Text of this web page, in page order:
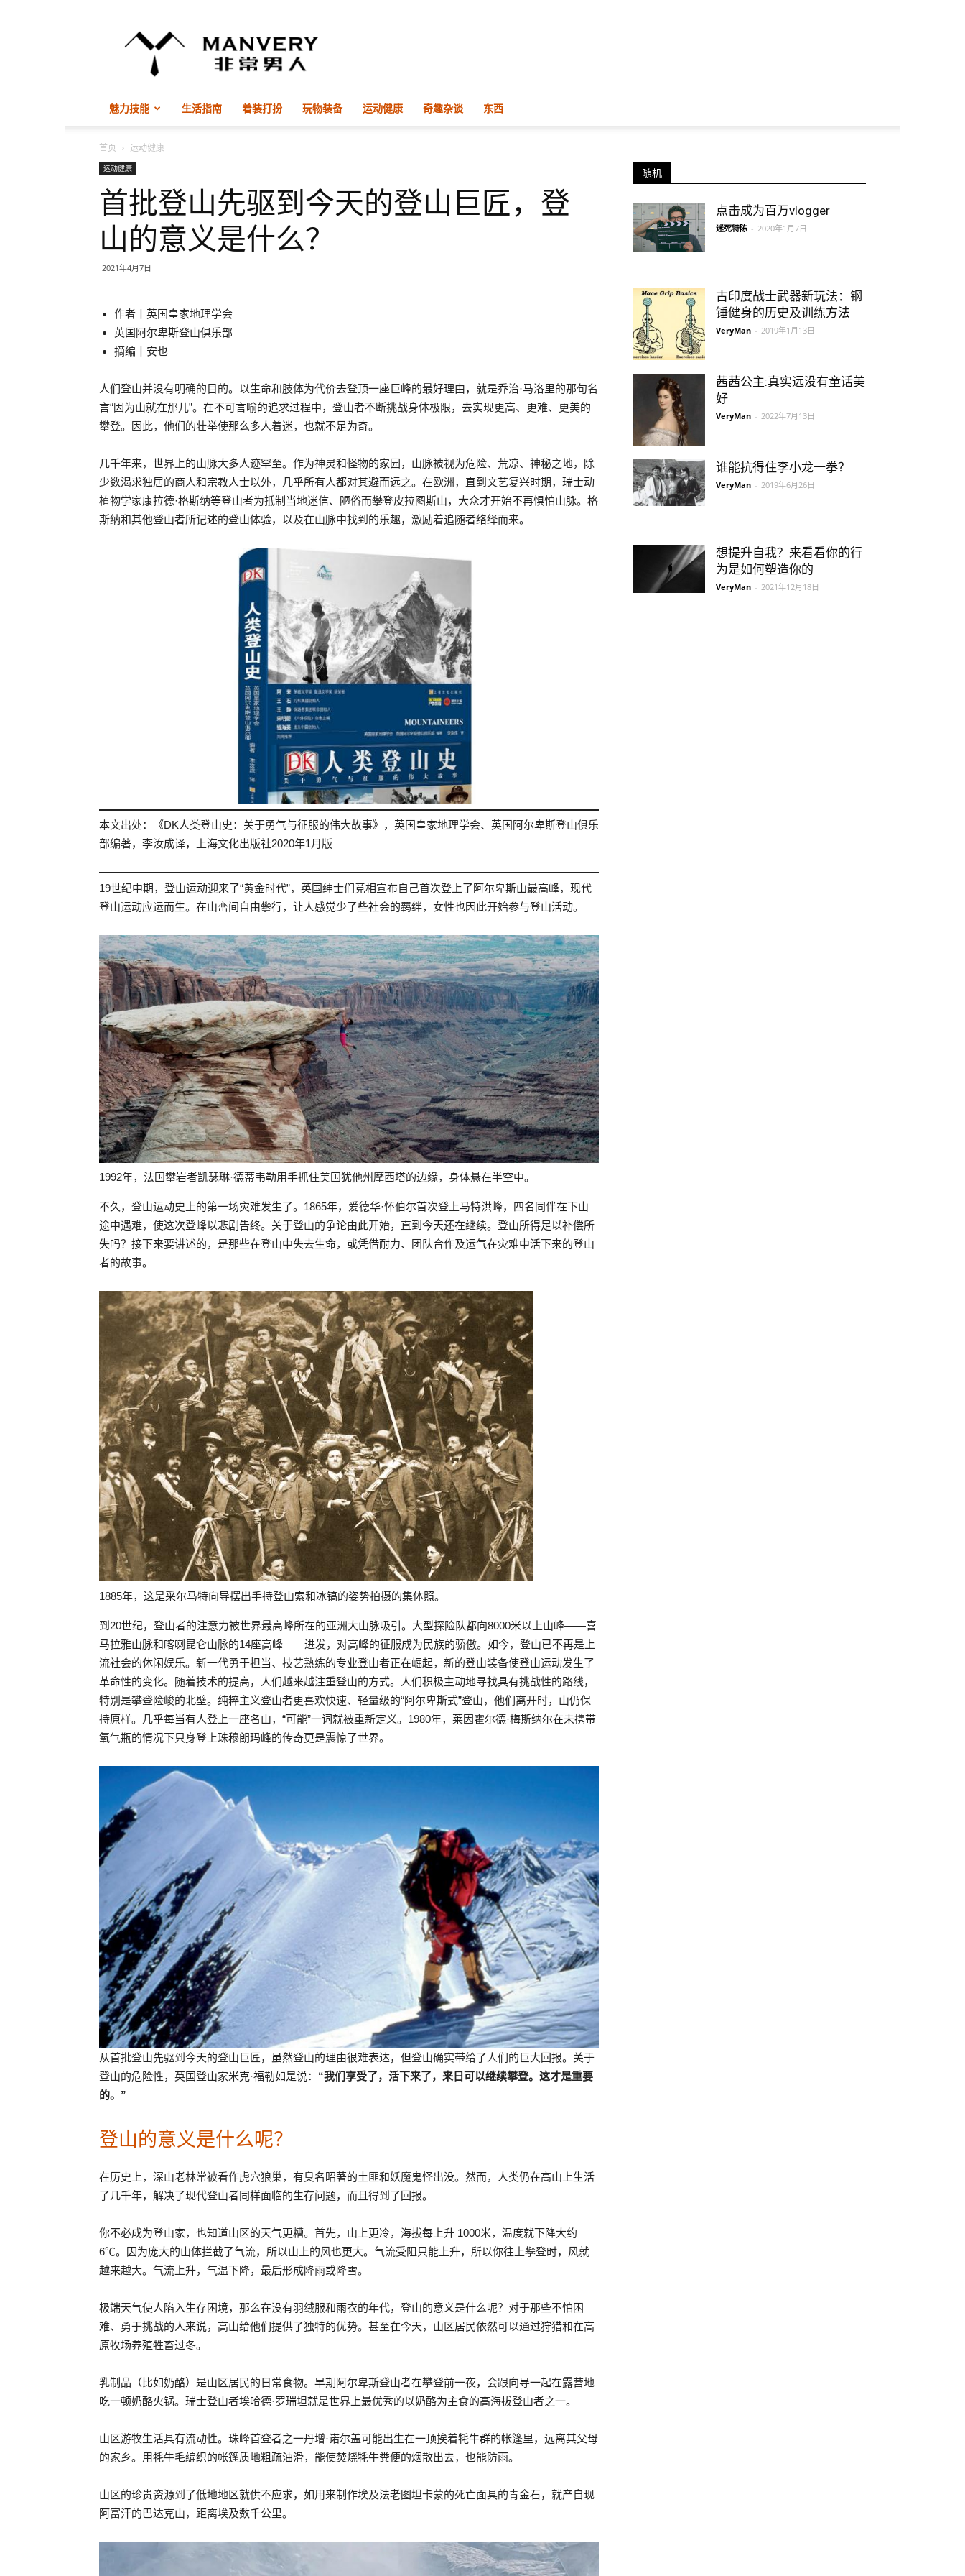
常
魅力技能
生活指南 着装打扮 玩物装备 运动健康 奇趣杂谈 东西
首页 运动健康
运动健康
首批登山先驱到今天的登山巨匠，登
山的意义是什么？
2021年4月7日
作者丨英国皇家地理学会
英国阿尔卑斯登山俱乐部
摘编丨安也
人们登山并没有明确的目的。以生命和肢体为代价去登顶一座巨峰的最好理由，就是乔治·马洛里的那句名
言“因为山就在那儿”。在不可言喻的追求过程中，登山者不断挑战身体极限，去实现更高、更难、更美的
攀登。因此，他们的壮举使那么多人着迷，也就不足为奇。
几千年来，世界上的山脉大多人迹罕至。作为神灵和怪物的家园，山脉被视为危险、荒凉、神秘之地，除
少数渴求独居的商人和宗教人士以外，几乎所有人都对其避而远之。在欧洲，直到文艺复兴时期，瑞士动
植物学家康拉德·格斯纳等登山者为抵制当地迷信、陋俗而攀登皮拉图斯山，大众才开始不再惧怕山脉。格
斯纳和其他登山者所记述的登山体验，以及在山脉中找到的乐趣，激励着追随者络绎而来。
本文出处：《DK人类登山史：关于勇气与征服的伟大故事》，英国皇家地理学会、英国阿尔卑斯登山俱乐
部编著，李汝成译，上海文化出版社2020年1月版
19世纪中期，登山运动迎来了“黄金时代”，英国绅士们竞相宣布自己首次登上了阿尔卑斯山最高峰，现代
登山运动应运而生。在山峦间自由攀行，让人感觉少了些社会的羁绊，女性也因此开始参与登山活动。
1992年，法国攀岩者凯瑟琳·德蒂韦勒用手抓住美国犹他州摩西塔的边缘，身体悬在半空中。
不久，登山运动史上的第一场灾难发生了。1865年，爱德华·怀伯尔首次登上马特洪峰，四名同伴在下山
途中遇难，使这次登峰以悲剧告终。关于登山的争论由此开始，直到今天还在继续。登山所得足以补偿所
失吗？接下来要讲述的，是那些在登山中失去生命，或凭借耐力、团队合作及运气在灾难中活下来的登山
者的故事。
1885年，这是采尔马特向导摆出手持登山索和冰镐的姿势拍摄的集体照。
到20世纪，登山者的注意力被世界最高峰所在的亚洲大山脉吸引。大型探险队都向8000米以上山峰——喜
马拉雅山脉和喀喇昆仑山脉的14座高峰——进发，对高峰的征服成为民族的骄傲。如今，登山已不再是上
流社会的休闲娱乐。新一代勇于担当、技艺熟练的专业登山者正在崛起，新的登山装备使登山运动发生了
革命性的变化。随着技术的提高，人们越来越注重登山的方式。人们积极主动地寻找具有挑战性的路线，
特别是攀登险峻的北壁。纯粹主义登山者更喜欢快速、轻量级的“阿尔卑斯式”登山，他们离开时，山仍保
持原样。几乎每当有人登上一座名山，“可能”一词就被重新定义。1980年，莱因霍尔德·梅斯纳尔在未携带
氧气瓶的情况下只身登上珠穆朗玛峰的传奇更是震惊了世界。
从首批登山先驱到今天的登山巨匠，虽然登山的理由很难表达，但登山确实带给了人们的巨大回报。关于
登山的危险性，英国登山家米克·福勒如是说： “我们享受了，活下来了，来日可以继续攀登。这才是重要
的。”
登山的意义是什么呢？
在历史上，深山老林常被看作虎穴狼巢，有臭名昭著的土匪和妖魔鬼怪出没。然而，人类仍在高山上生活
了几千年，解决了现代登山者同样面临的生存问题，而且得到了回报。
你不必成为登山家，也知道山区的天气更糟。首先，山上更冷，海拔每上升 1000米，温度就下降大约
6℃。因为庞大的山体拦截了气流，所以山上的风也更大。气流受阻只能上升，所以你往上攀登时，风就
越来越大。气流上升，气温下降，最后形成降雨或降雪。
极端天气使人陷入生存困境，那么在没有羽绒服和雨衣的年代，登山的意义是什么呢？对于那些不怕困
难、勇于挑战的人来说，高山给他们提供了独特的优势。甚至在今天，山区居民依然可以通过狩猎和在高
原牧场养殖牲畜过冬。
乳制品（比如奶酪）是山区居民的日常食物。早期阿尔卑斯登山者在攀登前一夜，会跟向导一起在露营地
吃一顿奶酪火锅。瑞士登山者埃哈德·罗瑞坦就是世界上最优秀的以奶酪为主食的高海拔登山者之一。
山区游牧生活具有流动性。珠峰首登者之一丹增·诺尔盖可能出生在一顶挨着牦牛群的帐篷里，远离其父母
的家乡。用牦牛毛编织的帐篷质地粗疏油滑，能使焚烧牦牛粪便的烟散出去，也能防雨。
山区的珍贵资源到了低地地区就供不应求，如用来制作埃及法老图坦卡蒙的死亡面具的青金石，就产自现
阿富汗的巴达克山，距离埃及数千公里。
随机
点击成为百万vlogger
迷死特陈 - 2020年1月7日
古印度战士武器新玩法：钢
锤健身的历史及训练方法
VeryMan - 2019年1月13日
茜茜公主:真实远没有童话美
好
VeryMan - 2022年7月13日
谁能抗得住李小龙一拳？
VeryMan - 2019年6月26日
想提升自我？来看看你的行
为是如何塑造你的
VeryMan - 2021年12月18日